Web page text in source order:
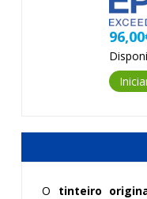
O tinteiro